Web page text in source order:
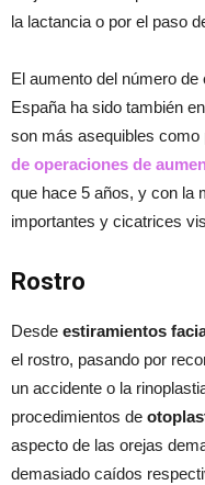
la lactancia o por el paso
El aumento del número
España ha sido también
son más asequibles como
de operaciones de
que hace 5 años, y con la
importantes y cicatrices
Rostro
Desde estiramientos
el rostro, pasando por
un accidente o la
procedimientos de
aspecto de las orejas
demasiado caídos